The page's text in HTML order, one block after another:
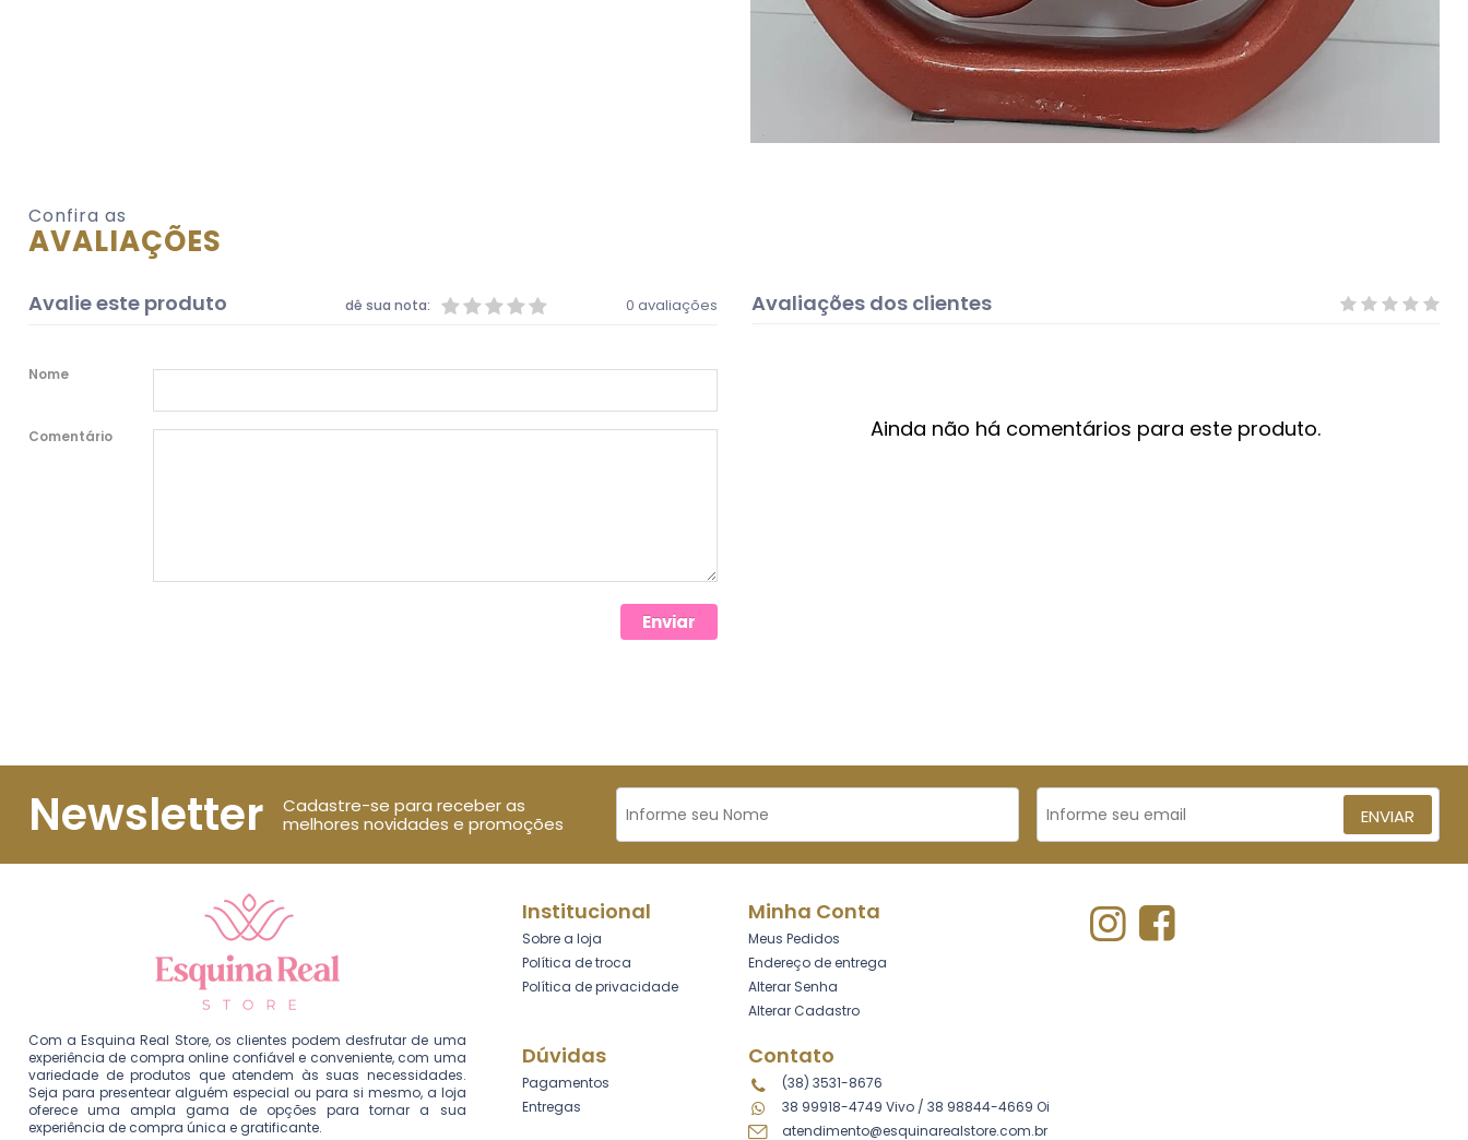
Confira as
AVALIAÇÕES
Avalie este produto 0 avaliações
dê sua nota:
Nome
Comentário
Enviar
Avaliações dos clientes
Ainda não há comentários para este produto.
Newsletter
Cadastre-se para receber as
melhores novidades e promoções
ENVIAR
Com a Esquina Real Store, os clientes podem desfrutar de uma
experiência de compra online confiável e conveniente, com uma
variedade de produtos que atendem às suas necessidades.
Seja para presentear alguém especial ou para si mesmo, a loja
oferece uma ampla gama de opções para tornar a sua
experiência de compra única e gratificante.
Institucional
Sobre a loja
Política de troca
Política de privacidade
Minha Conta
Meus Pedidos
Endereço de entrega
Alterar Senha
Alterar Cadastro
Dúvidas
Pagamentos
Entregas
Contato
(38) 3531-8676
38 99918-4749 Vivo/ 38 98844-4669 Oi
atendimento@esquinarealstore.com.br